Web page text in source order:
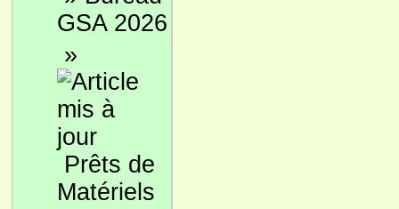
GSA 2026
»
Prêts de
Matériels